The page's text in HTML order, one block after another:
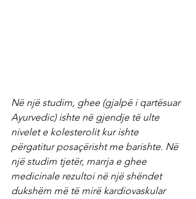
Në një studim, ghee (gjalpë i qartësuar
Ayurvedic) ishte në gjendje të ulte
nivelet e kolesterolit kur ishte
përgatitur posaçërisht me barishte. Në
një studim tjetër, marrja e ghee
medicinale rezultoi në një shëndet
dukshëm më të mirë kardiovaskular